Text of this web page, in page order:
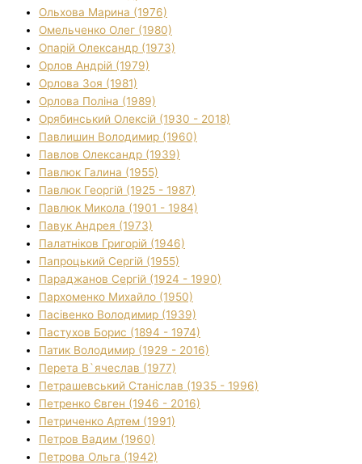
Ольхова Марина (1976)
Омельченко Олег (1980)
Опарій Олександр (1973)
Орлов Андрій (1979)
Орлова Зоя (1981)
Орлова Поліна (1989)
Орябинський Олексій (1930 - 2018)
Павлишин Володимир (1960)
Павлов Олександр (1939)
Павлюк Галина (1955)
Павлюк Георгій (1925 - 1987)
Павлюк Микола (1901 - 1984)
Павук Андрея (1973)
Палатніков Григорій (1946)
Папроцький Сергій (1955)
Параджанов Сергій (1924 - 1990)
Пархоменко Михайло (1950)
Пасівенко Володимир (1939)
Пастухов Борис (1894 - 1974)
Патик Володимир (1929 - 2016)
Перета В`ячеслав (1977)
Петрашевський Станіслав (1935 - 1996)
Петренко Євген (1946 - 2016)
Петриченко Артем (1991)
Петров Вадим (1960)
Петрова Ольга (1942)